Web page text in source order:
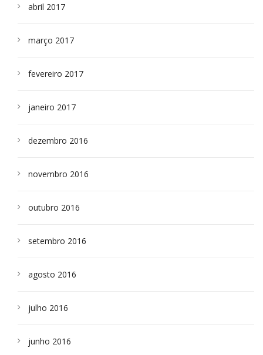
abril 2017
março 2017
fevereiro 2017
janeiro 2017
dezembro 2016
novembro 2016
outubro 2016
setembro 2016
agosto 2016
julho 2016
junho 2016